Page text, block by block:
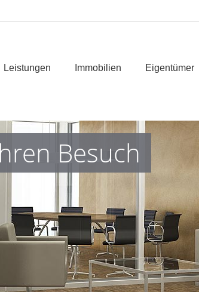
Leistungen Immobilien Eigentümer
Besuch